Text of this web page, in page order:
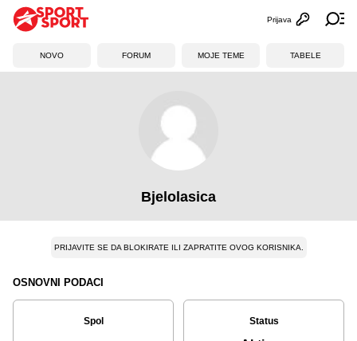
Otvori
Prijava
NOVO FORUM MOJE TEME TABELE
Bjelolasica
PRIJAVITE SE DA BLOKIRATE ILI ZAPRATITE OVOG KORISNIKA.
OSNOVNI PODACI
Spol Status